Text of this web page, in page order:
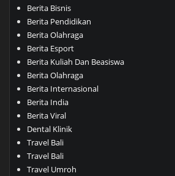
Berita Bisnis
Berita Pendidikan
Berita Olahraga
Berita Esport
Berita Kuliah Dan Beasiswa
Berita Olahraga
Berita Internasional
Berita India
Berita Viral
Dental Klinik
Travel Bali
Travel Bali
Travel Umroh